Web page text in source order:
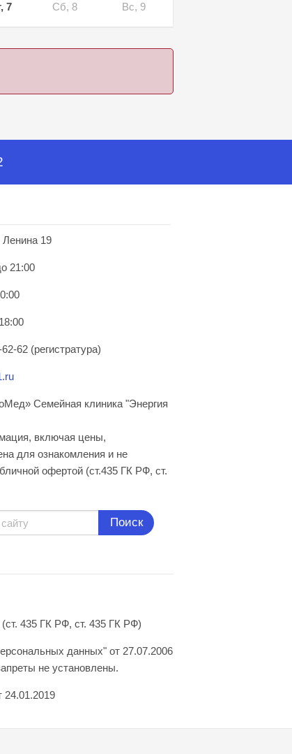
7 Сб, 8 Вс, 9
Ленина 19
21:00
62 (регистратура)
Семейная клиника "Энергия
включая цены,
для ознакомления и не
офертой (ст.435 ГК РФ, cт.
Поиск
435 ГК РФ, ст. 435 ГК РФ)
данных" от 27.07.2006
не установлены.
24.01.2019